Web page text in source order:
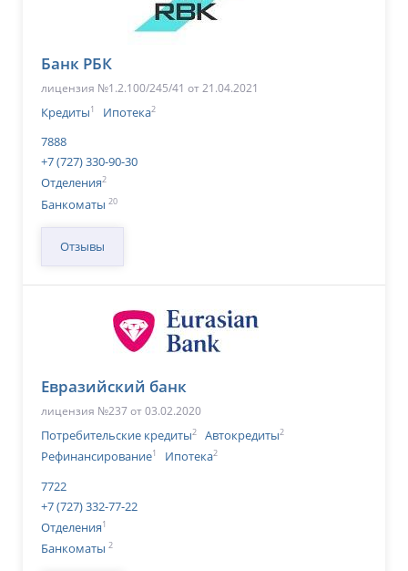
Банк РБК
лицензия №1.2.100/245/41 от 21.04.2021
Кредиты1 Ипотека2
7888
+7 (727) 330-90-30
Отделения2
Банкоматы 20
Отзывы
Евразийский банк
лицензия №237 от 03.02.2020
Потребительские кредиты2 Автокредиты2
Рефинансирование1 Ипотека2
7722
+7 (727) 332-77-22
Отделения1
Банкоматы 2